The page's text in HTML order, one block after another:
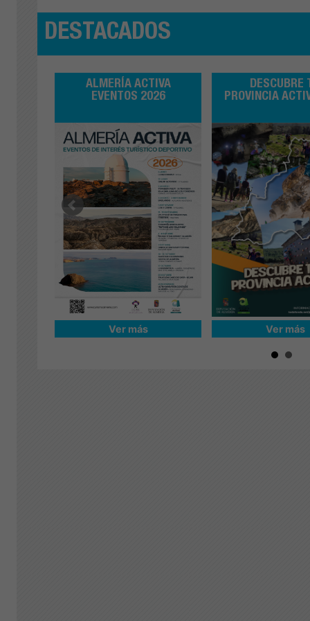
DESTACADOS
2026
ALMERÍA ACTIVA
EVENTOS 2026
EVENTOS DE INTERÉS
TURÍSTICO DEPORTIVO
Ver más
DESCUBRE
PROVINCIA
DESCUBRE TU
ACTIVA 2026
Ver más